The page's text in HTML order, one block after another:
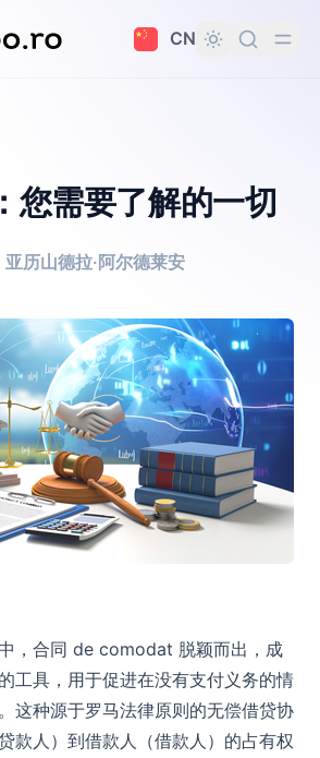
CN
您需要了解的一切
亚历山德拉·阿尔德莱安
解的一切
，合同 de comodat 脱颖而出，成
工具，用于促进在没有支付义务的情
这种源于罗马法律原则的无偿借贷协
款人）到借款人（借款人）的占有权